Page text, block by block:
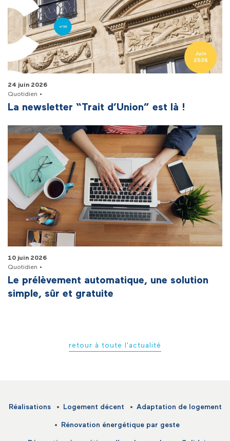
24 juin 2026
Quotidien •
La newsletter “Trait d’Union” est là !
10 juin 2026
Quotidien •
Le prélèvement automatique, une solution
simple, sûr et gratuite
retour à toute l'actualité
Réalisations Logement décent Adaptation de logement
Rénovation énergétique par geste